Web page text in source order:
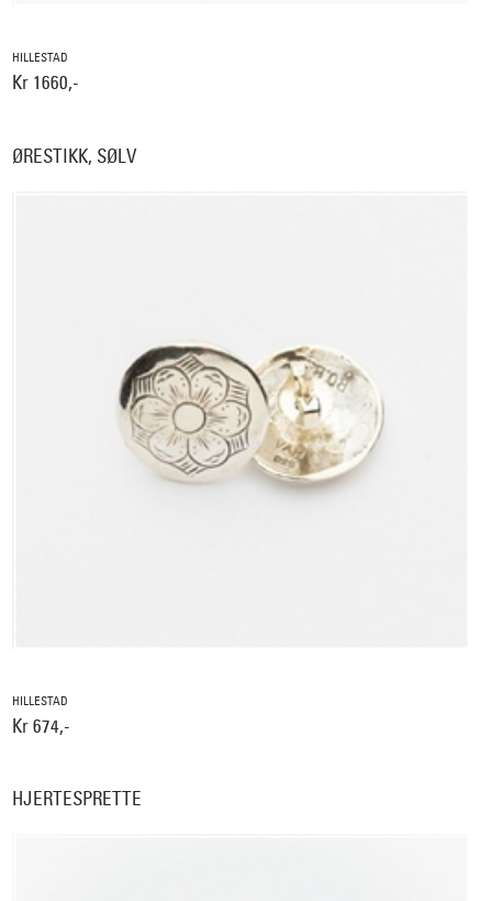
HILLESTAD
Kr 1660,-
ØRESTIKK, SØLV
HILLESTAD
Kr 674,-
HJERTESPRETTE